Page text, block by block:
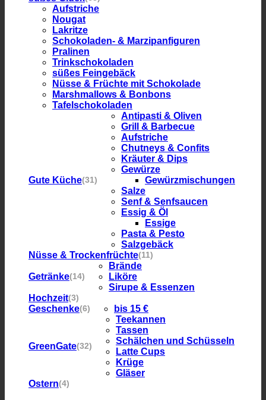
Aufstriche
Nougat
Lakritze
Schokoladen- & Marzipanfiguren
Pralinen
Trinkschokoladen
süßes Feingebäck
Nüsse & Früchte mit Schokolade
Marshmallows & Bonbons
Tafelschokoladen
Gute Küche(31)
Antipasti & Oliven
Grill & Barbecue
Aufstriche
Chutneys & Confits
Kräuter & Dips
Gewürze
Gewürzmischungen
Salze
Senf & Senfsaucen
Essig & Öl
Essige
Pasta & Pesto
Salzgebäck
Nüsse & Trockenfrüchte(11)
Getränke(14)
Brände
Liköre
Sirupe & Essenzen
Hochzeit(3)
Geschenke(6) bis 15 €
GreenGate(32)
Teekannen
Tassen
Schälchen und Schüsseln
Latte Cups
Krüge
Gläser
Ostern(4)